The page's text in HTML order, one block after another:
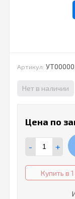
Артикул:
Нет в наличии
Цена по
- +
Купить в